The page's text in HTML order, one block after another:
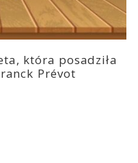
która posadziła
Prévot